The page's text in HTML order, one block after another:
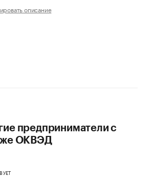
описание
предприниматели с
же ОКВЭД